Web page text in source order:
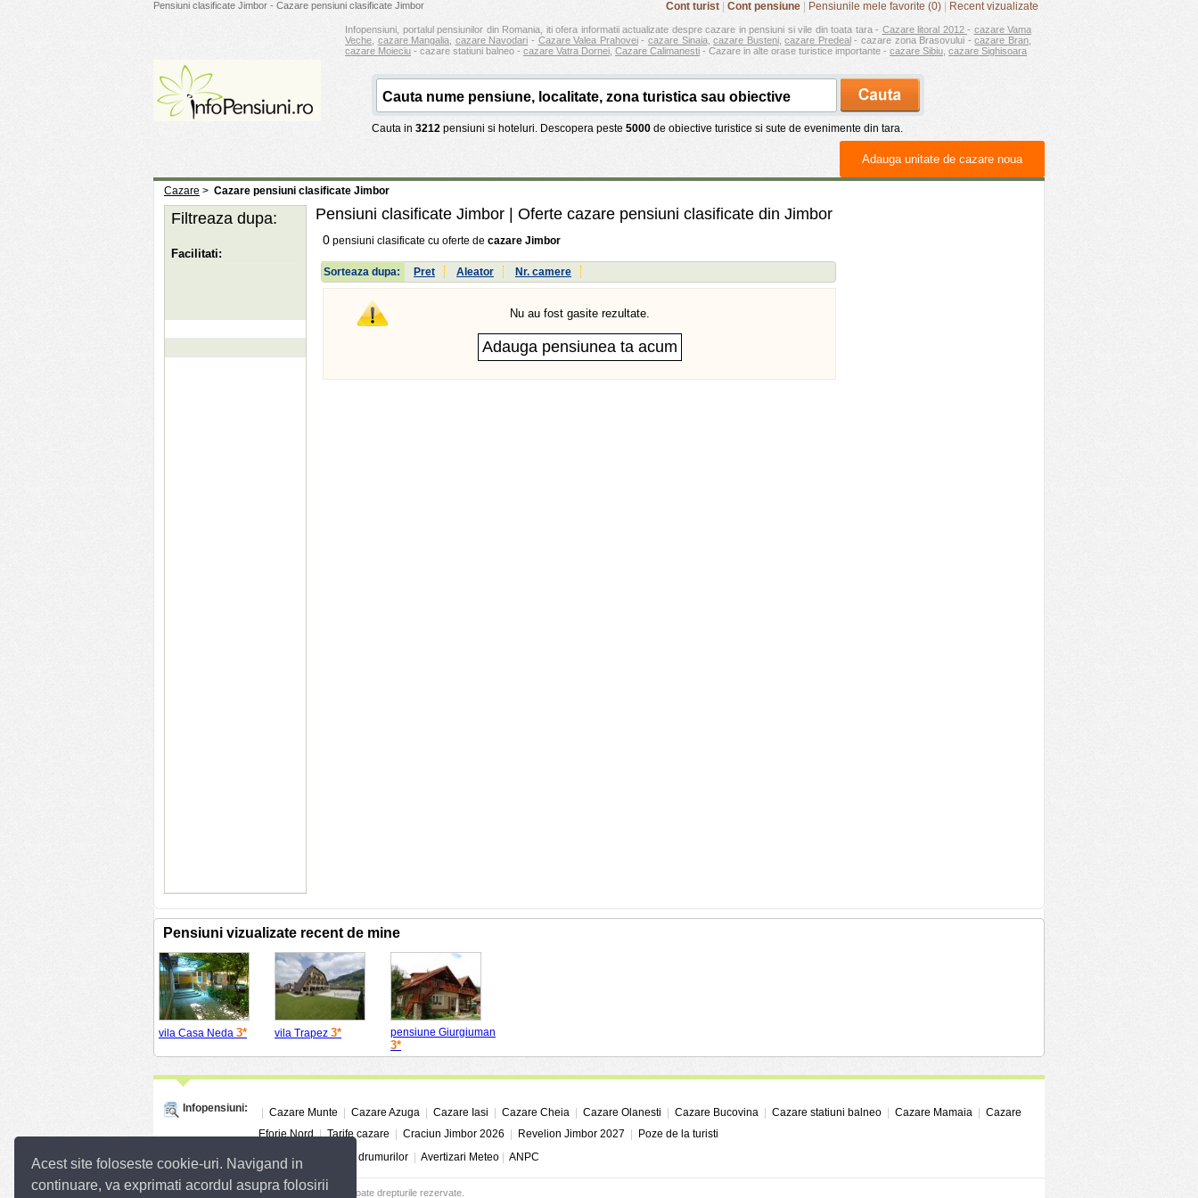
Acest site foloseste cookie-uri. Navigand in
continuare, va exprimati acordul asupra folosirii
Pensiuni clasificate Jimbor - Cazare pensiuni clasificate Jimbor Cont turist Cont pensiune Pensiunile mele favorite (0) Recent vizualizate
Infopensiuni, portalul pensiunilor din Romania, iti ofera informatii actualizate despre cazare in pensiuni si vile din toata tara - Cazare litoral 2012 - cazare Vama
Veche cazare Mangalia cazare Navodari - Cazare Valea Prahovei- cazare Sinaia,cazare Busteni,cazare Predeal- cazare zona Brasovului -cazare Bran
cazare Moieciu - cazare statiuni balneo - cazare Vatra Dornei Cazare Calimanesti - Cazare in alte orase turistice importante - cazare Sibiu cazare Sighisoara
Cauta in 3212 pensiuni si hoteluri. Descopera peste 5000 de obiective turistice si sute de evenimente din tara.
Adauga unitate de cazare noua
Cazare > Cazare pensiuni clasificate Jimbor
Pensiuni clasificate Jimbor | Oferte cazare pensiuni clasificate din Jimbor
0 pensiuni clasificate cu oferte de cazare Jimbor
Sorteaza dupa: Pret Aleator Nr. camere
Nu au fost gasite rezultate.
Filtreaza dupa:
Facilitati:
Pensiuni vizualizate recent de mine
vila Casa Neda 3* vila Trapez 3* pensiune Giurgiuman
3*
Infopensiuni: Cazare Munte Cazare Azuga Cazare Iasi Cazare Cheia Cazare Olanesti Cazare Bucovina Cazare statiuni balneo Cazare Mamaia
Cazare
Eforie Nord|Tarife cazare Craciun Jimbor 2026 Revelion Jimbor 2027
Poze de la turisti
Linkuri utile:
Info Trafic Situatia drumurilor Avertizari Meteo ANPC
© 2004 - 2026SC InfoTurism Media SRL. Toate drepturile rezervate.